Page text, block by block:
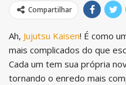
Compartilhar
Ah, Jujutsu Kaisen! É como
mais complicados do que
Cada um tem sua própria
tornando o enredo mais